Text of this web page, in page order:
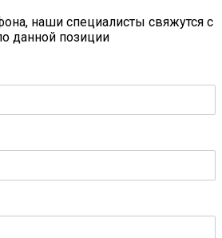
наши специалисты свяжутся с
данной позиции